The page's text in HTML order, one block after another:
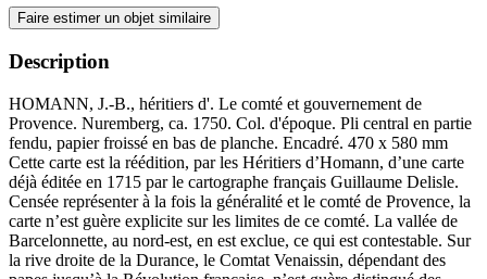
Faire estimer un objet similaire
Description
HOMANN, J.-B., héritiers d'. Le comté et gouvernement de
Provence. Nuremberg, ca. 1750. Col. d'époque. Pli central en partie
fendu, papier froissé en bas de planche. Encadré. 470 x 580 mm
Cette carte est la réédition, par les Héritiers d’Homann, d’une carte
déjà éditée en 1715 par le cartographe français Guillaume Delisle.
Censée représenter à la fois la généralité et le comté de Provence, la
carte n’est guère explicite sur les limites de ce comté. La vallée de
Barcelonnette, au nord-est, en est exclue, ce qui est contestable. Sur
la rive droite de la Durance, le Comtat Venaissin, dépendant des